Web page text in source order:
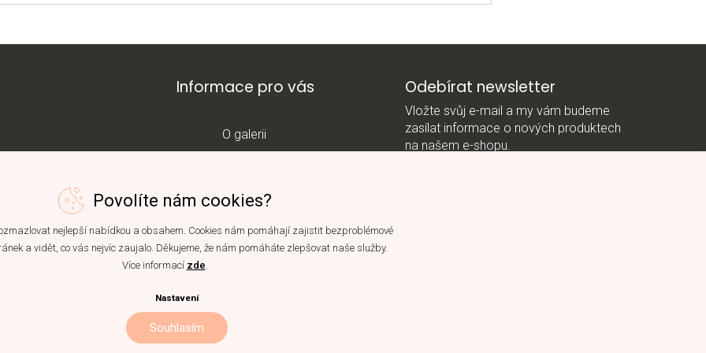
Povolíte nám cookies?
nejlepší nabídkou a obsahem. Cookies nám pomáhají zajistit bezproblémové
a vidět, co vás nejvíc zaujalo. Děkujeme, že nám pomáháte zlepšovat naše služby.
Více informací zde.
Nastavení
Souhlasím
Informace pro vás
O galerii
Blog
Obchodní podmínky
Odebírat newsletter
Vložte svůj e-mail a my vám budeme
zasílat informace o nových produktech
na našem e-shopu.